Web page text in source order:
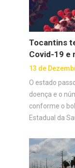
Tocantins
Covid-19 e
13 de
O estado
doença e o
conforme o
Estadual da